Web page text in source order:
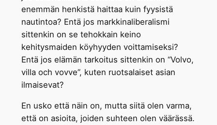
enemmän henkistä haittaa kuin fyysistä
nautintoa? Entä jos markkinaliberalismi
sittenkin on se tehokkain keino
kehitysmaiden köyhyyden voittamiseksi?
Entä jos elämän tarkoitus sittenkin on “Volvo,
villa och vovve”, kuten ruotsalaiset asian
ilmaisevat?
En usko että näin on, mutta siitä olen varma,
että on asioita, joiden suhteen olen väärässä.